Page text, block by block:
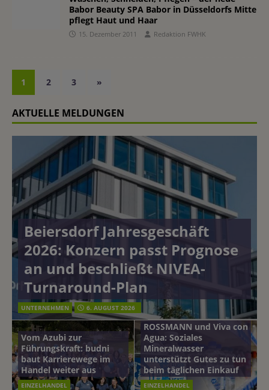
Babor Beauty SPA Babor in Düsseldorfs Mitte
pflegt Haut und Haar
15. Dezember 2011 Redaktion FWHK
1 2 3 »
AKTUELLE MELDUNGEN
Beiersdorf Jahresgeschäft
2026: Konzern passt Prognose
an und beschließt NIVEA-
Turnaround-Plan
UNTERNEHMEN 6. AUGUST 2026
Vom Azubi zur
Führungskraft: budni
baut Karrierewege im
Handel weiter aus
EINZELHANDEL
ROSSMANN und Viva con
Agua: Soziales
Mineralwasser
unterstützt Gutes zu tun
beim täglichen Einkauf
EINZELHANDEL